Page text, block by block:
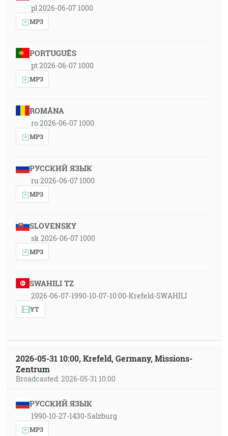
pl 2026-06-07 1000
MP3
PORTUGUÊS
pt 2026-06-07 1000
MP3
ROMÂNA
ro 2026-06-07 1000
MP3
РУССКИЙ ЯЗЫК
ru 2026-06-07 1000
MP3
SLOVENSKY
sk 2026-06-07 1000
MP3
SWAHILI TZ
2026-06-07-1990-10-07-10:00-Krefeld-SWAHILI
YT
2026-05-31 10:00, Krefeld, Germany, Missions-
Zentrum
Broadcasted: 2026-05-31 10:00
РУССКИЙ ЯЗЫК
1990-10-27-1430-Salzburg
MP3